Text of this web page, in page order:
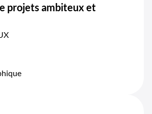
projets ambiteux et